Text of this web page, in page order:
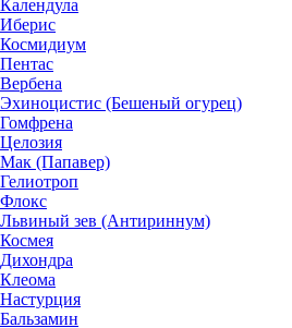
Календула
Иберис
Космидиум
Пентас
Вербена
Эхиноцистис (Бешеный огурец)
Гомфрена
Целозия
Мак (Папавер)
Гелиотроп
Флокс
Львиный зев (Антириннум)
Космея
Дихондра
Клеома
Настурция
Бальзамин